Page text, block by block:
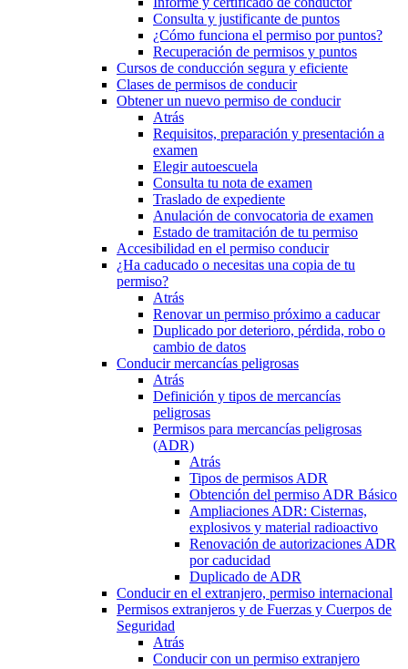
Consulta y justificante de puntos
¿Cómo funciona el permiso por puntos?
Recuperación de permisos y puntos
Cursos de conducción segura y eficiente
Clases de permisos de conducir
Obtener un nuevo permiso de conducir
Atrás
Requisitos, preparación y presentación a
examen
Elegir autoescuela
Consulta tu nota de examen
Traslado de expediente
Anulación de convocatoria de examen
Estado de tramitación de tu permiso
Accesibilidad en el permiso conducir
¿Ha caducado o necesitas una copia de tu
permiso?
Atrás
Renovar un permiso próximo a caducar
Duplicado por deterioro, pérdida, robo o
cambio de datos
Conducir mercancías peligrosas
Atrás
Definición y tipos de mercancías
peligrosas
Permisos para mercancías peligrosas
(ADR)
Atrás
Tipos de permisos ADR
Obtención del permiso ADR Básico
Ampliaciones ADR: Cisternas,
explosivos y material radioactivo
Renovación de autorizaciones ADR
por caducidad
Duplicado de ADR
Conducir en el extranjero, permiso internacional
Permisos extranjeros y de Fuerzas y Cuerpos de
Seguridad
Atrás
Conducir con un permiso extranjero